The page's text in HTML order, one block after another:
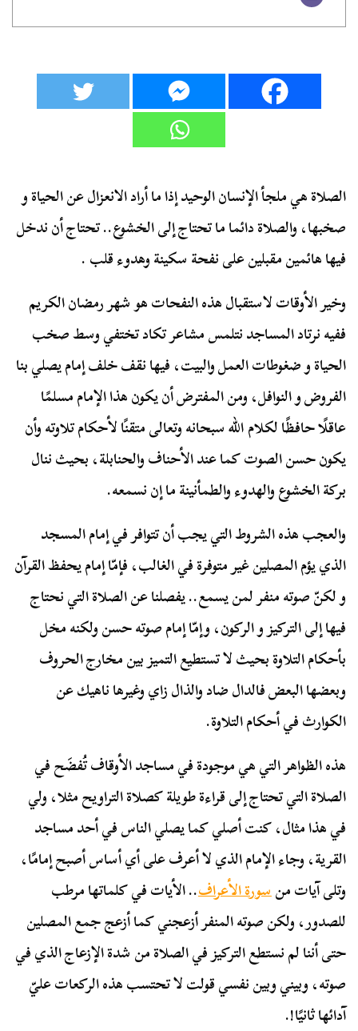
الصلاة هي ملجأ الإنسان الوحيد إذا ما أراد الانعزال عن الحياة و
صخبها، والصلاة دائما ما تحتاج إلى الخشوع.. تحتاج أن ندخل
فيها هائمين مقبلين على نفحة سكينة وهدوء قلب .
وخير الأوقات لاستقبال هذه النفحات هو شهر رمضان الكريم
ففيه نرتاد المساجد نتلمس مشاعر تكاد تختفي وسط صخب
الحياة و ضغوطات العمل والبيت، فيها نقف خلف إمام يصلي بنا
الفروض و النوافل، ومن المفترض أن يكون هذا الإمام مسلمًا
عاقلًا حافظًا لكلام الله سبحانه وتعالى متقنًا لأحكام تلاوته وأن
يكون حسن الصوت كما عند الأحناف والحنابلة، بحيث ننال
بركة الخشوع والهدوء والطمأنينة ما إن نسمعه.
والعجب هذه الشروط التي يجب أن تتوافر في إمام المسجد
الذي يؤم المصلين غير متوفرة في الغالب، فإمّا إمام يحفظ القرآن
و لكنّ صوته منفر لمن يسمع.. يفصلنا عن الصلاة التي نحتاج
فيها إلى التركيز و الركون، وإمّا إمام صوته حسن ولكنه مخل
بأحكام التلاوة بحيث لا تستطيع التميز بين مخارج الحروف
وبعضها البعض فالدال ضاد والذال زاي وغيرها ناهيك عن
الكوارث في أحكام التلاوة.
هذه الظواهر التي هي موجودة في مساجد الأوقاف تُفضَح في
الصلاة التي تحتاج إلى قراءة طويلة كصلاة التراويح مثلا، ولي
في هذا مثال، كنت أصلي كما يصلي الناس في أحد مساجد
القرية، وجاء الإمام الذي لا أعرف على أي أساس أصبح إمامًا،
وتلى آيات منسورة الأعراف.. الأيات في كلماتها مرطب
للصدور، ولكن صوته المنفر أزعجني كما أزعج جمع المصلين
حتى أننا لم نستطع التركيز في الصلاة من شدة الإزعاج الذي في
صوته، وبيني وبين نفسي قولت لا تحتسب هذه الركعات عليّ
آدائها ثانيًا!.